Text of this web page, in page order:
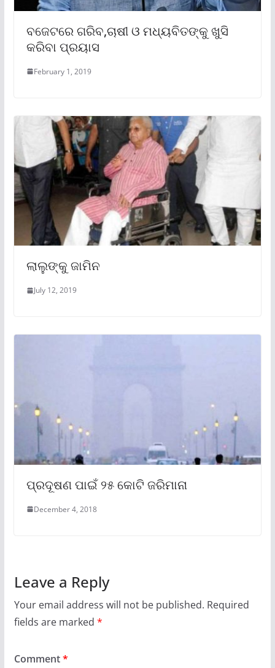
ବଜେଟରେ ଗରିବ,ଚାଷୀ ଓ ମଧ୍ୟବିତଙ୍କୁ ଖୁସି
କରିବା ପ୍ରୟାସ
February 1, 2019
ଲାଲୁଙ୍କୁ ଜାମିନ
July 12, 2019
ପ୍ରଦୂଷଣ ପାଇଁ ୨୫ କୋଟି ଜରିମାନା
December 4, 2018
Leave a Reply
Your email address will not be published. Required
fields are marked *
Comment*